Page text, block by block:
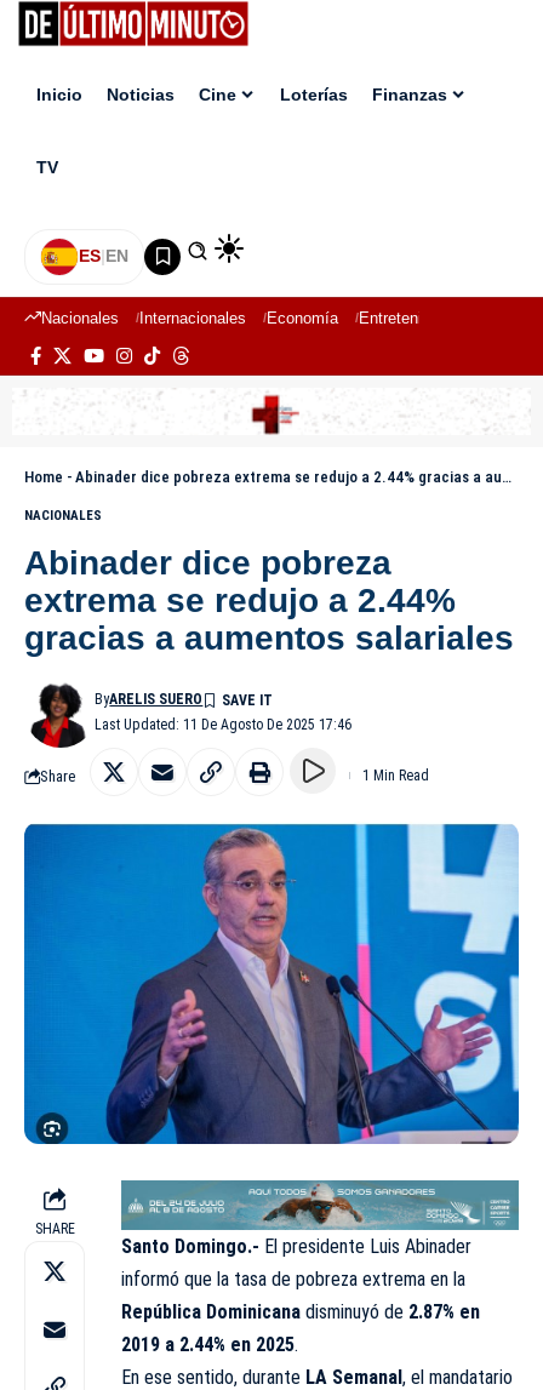
Inicio Noticias Cine Loterías Finanzas
TV
ES|EN
Nacionales Internacionales Economía Entretenimiento
Home - Abinader dice pobreza extrema se redujo a 2.44% gracias a aumentos salariales
NACIONALES
Abinader dice pobreza
extrema se redujo a 2.44%
gracias a aumentos salariales
Last Updated: 11 De Agosto De 2025 17:46
ByARELIS SUERO
Share 1 Min Read
SHARE
Santo Domingo.- El presidente Luis Abinader
informó que la tasa de pobreza extrema en la
República Dominicana disminuyó de 2.87% en
2019 a 2.44% en 2025.
En ese sentido, durante LA Semanal, el mandatario